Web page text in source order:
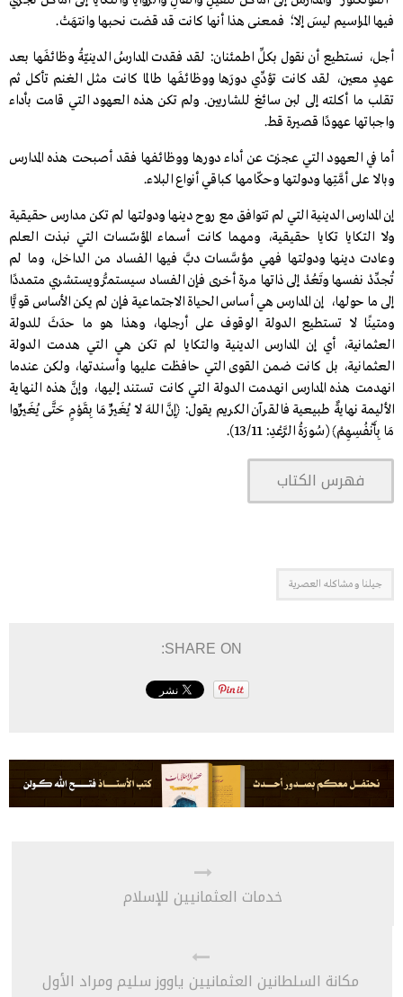
فيها المراسيم ليسَ إلا؛ فمعنى هذا أنها كانت قد قضت نحبها وانتهَتْ.
أجل، نستطيع أن نقول بكلِّ اطمئنان: لقد فقدت المدارسُ الدينيّةُ وظائفَها بعد
عهدٍ معين، لقد كانت تؤدِّي دورَها ووظائفَها طالما كانت مثل الغنم تأكل ثم
تقلب ما أكلته إلى لبن سائغ للشاربين. ولم تكن هذه العهود التي قامت بأداء
واجباتها عهودًا قصيرة قط.
أما في العهود التي عجزت عن أداء دورها ووظائفها فقد أصبحت هذه المدارس
وبالا على أمَّتِها ودولتها وحكّامها كباقي أنواع البلاء.
إن المدارس الدينية التي لم تتوافق مع روح دينها ودولتها لم تكن مدارس حقيقية
ولا التكايا تكايا حقيقية، ومهما كانت أسماء المؤسّسات التي نبذت العلم
وعادت دينها ودولتها فهي مؤسَّسات دبَّ فيها الفساد من الداخل، وما لم
تُجدِّدْ نفسها وتَعُدْ إلى ذاتها مرة أخرى فإن الفساد سيستمرُّ ويستشري متمددًا
إلى ما حولها، إن المدارس هي أساس الحياة الاجتماعية فإن لم يكن الأساس قويًّا
ومتينًا لا تستطيع الدولة الوقوف على أرجلها، وهذا هو ما حدَثَ للدولة
العثمانية، أي إن المدارس الدينية والتكايا لم تكن هي التي هدمت الدولة
العثمانية، بل كانت ضمن القوى التي حافظت عليها وأسندتها، ولكن عندما
انهدمت هذه المدارس انهدمت الدولة التي كانت تستند إليها، وإنَّ هذه النهاية
الأليمة نهايةٌ طبيعية فالقرآن الكريم يقول: ﴿إِنَّ اللهَ لَا يُغَيِّرُ مَا بِقَوْمٍ حَتَّى يُغَيِّرُوا
مَا بِأَنْفُسِهِمْ﴾ (سُورَةُ الرَّعْدِ: 13/11).
فهرس الكتاب
جيلنا ومشاكله العصرية
SHARE ON:
خدمات العثمانيين للإسلام
مكانة السلطانين العثمانيين ياووز سليم ومراد الأول